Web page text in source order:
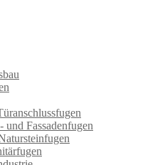
und Fassadenfugen